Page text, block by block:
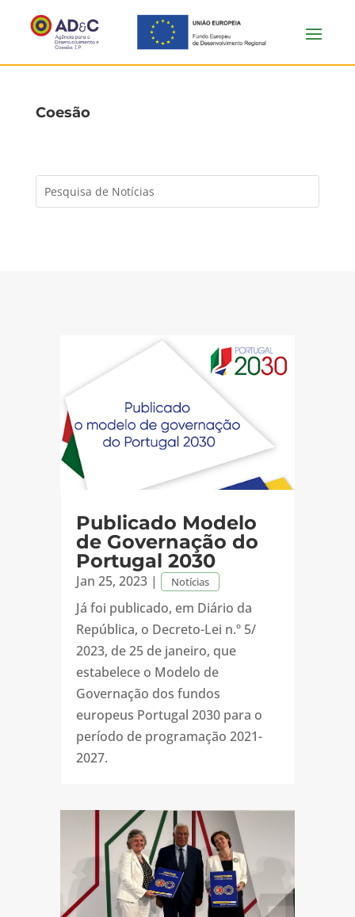
Coesão
Publicado Modelo
de Governação do
Portugal 2030
Jan 25, 2023| Notícias
Já foi publicado, em Diário da
República, o Decreto-Lei n.º 5/
2023, de 25 de janeiro, que
estabelece o Modelo de
Governação dos fundos
europeus Portugal 2030 para o
período de programação 2021-
2027.